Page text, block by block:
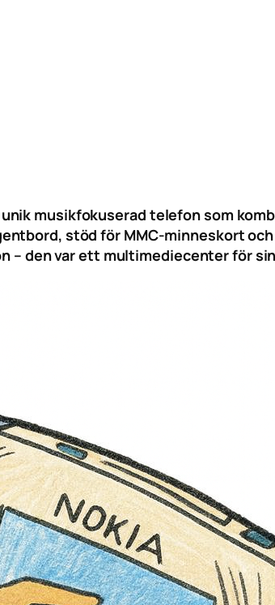
musikfokuserad telefon som
stöd för MMC-minneskort
– den var ett multimediecenter för